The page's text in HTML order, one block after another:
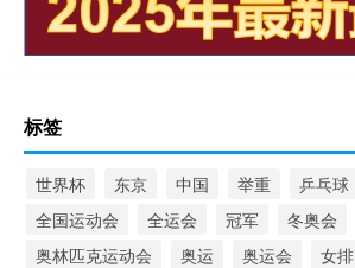
标签
世界杯 东京 中国 举重 乒乓球
全国运动会
全运会 冠军 冬奥会
奥林匹克运动会
奥运 奥运会 女排